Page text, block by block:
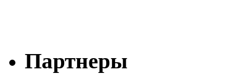
Партнеры